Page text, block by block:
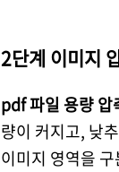
2단계 이미지
pdf 파일 용량 압
량이 커지고, 낮
이미지 영역을